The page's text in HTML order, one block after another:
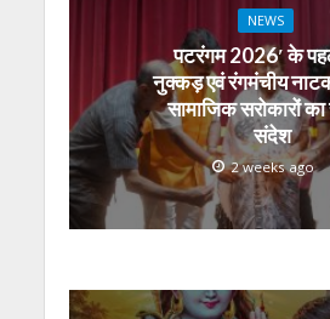
NEWS
पटरंगम 2026′ के
नुक्कड़ एवं रंगमंचीय
सामाजिक सरोकारों
संदेश
2 weeks ago